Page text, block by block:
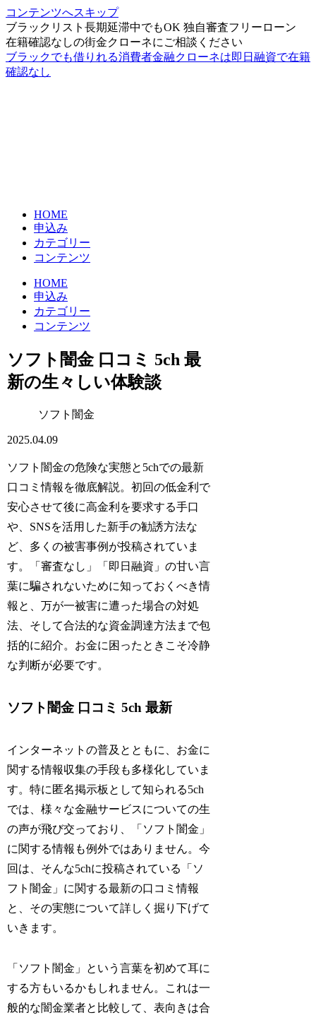
コンテンツへスキップ
ブラックリスト長期延滞中でもOK 独自審査フリーローン
在籍確認なしの街金クローネにご相談ください
ブラックでも借りれる消費者金融クローネは即日融資で在籍
確認なし
HOME
申込み
カテゴリー
コンテンツ
HOME
申込み
カテゴリー
コンテンツ
ソフト闇金 口コミ 5ch 最
新の生々しい体験談
ソフト闇金
2025.04.09
ソフト闇金の危険な実態と5chでの最新
口コミ情報を徹底解説。初回の低金利で
安心させて後に高金利を要求する手口
や、SNSを活用した新手の勧誘方法な
ど、多くの被害事例が投稿されていま
す。「審査なし」「即日融資」の甘い言
葉に騙されないために知っておくべき情
報と、万が一被害に遭った場合の対処
法、そして合法的な資金調達方法まで包
括的に紹介。お金に困ったときこそ冷静
な判断が必要です。
ソフト闇金 口コミ 5ch 最新
インターネットの普及とともに、お金に
関する情報収集の手段も多様化していま
す。特に匿名掲示板として知られる5ch
では、様々な金融サービスについての生
の声が飛び交っており、「ソフト闇金」
に関する情報も例外ではありません。今
回は、そんな5chに投稿されている「ソ
フト闇金」に関する最新の口コミ情報
と、その実態について詳しく掘り下げて
いきます。
「ソフト闇金」という言葉を初めて耳に
する方もいるかもしれません。これは一
般的な闇金業者と比較して、表向きは合